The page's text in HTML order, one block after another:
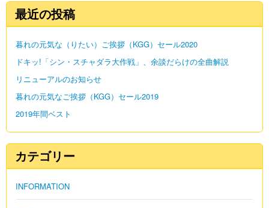
最近の投稿
暮れの元気な（りたい）ご挨拶（KGG）セール2020
ドキッ!「シン・スチャダラ大作戦」、余談だらけの全曲解説
リニューアルのお知らせ
暮れの元気なご挨拶（KGG）セール2019
2019年間ベスト
カテゴリー
INFORMATION